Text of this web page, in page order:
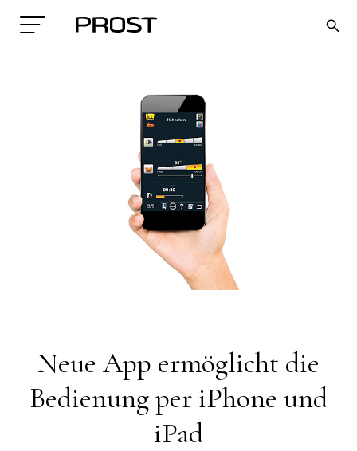
Neue App ermöglicht die
Bedienung per iPhone und
iPad